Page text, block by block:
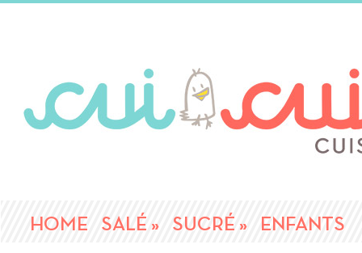
HOME SALÉ » SUCRÉ » ENFANTS